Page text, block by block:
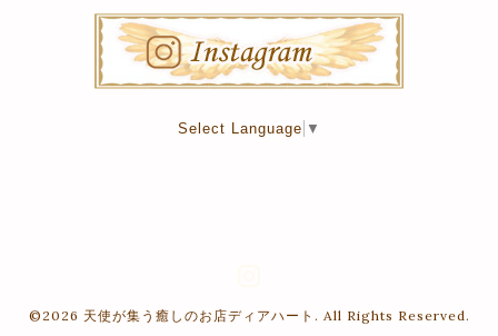
Select Language ▼
©2026 天使が集う癒しのお店ディアハート . All Rights Reserved.